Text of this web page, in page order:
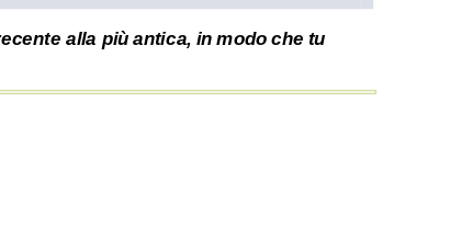
alla più antica, in modo che tu